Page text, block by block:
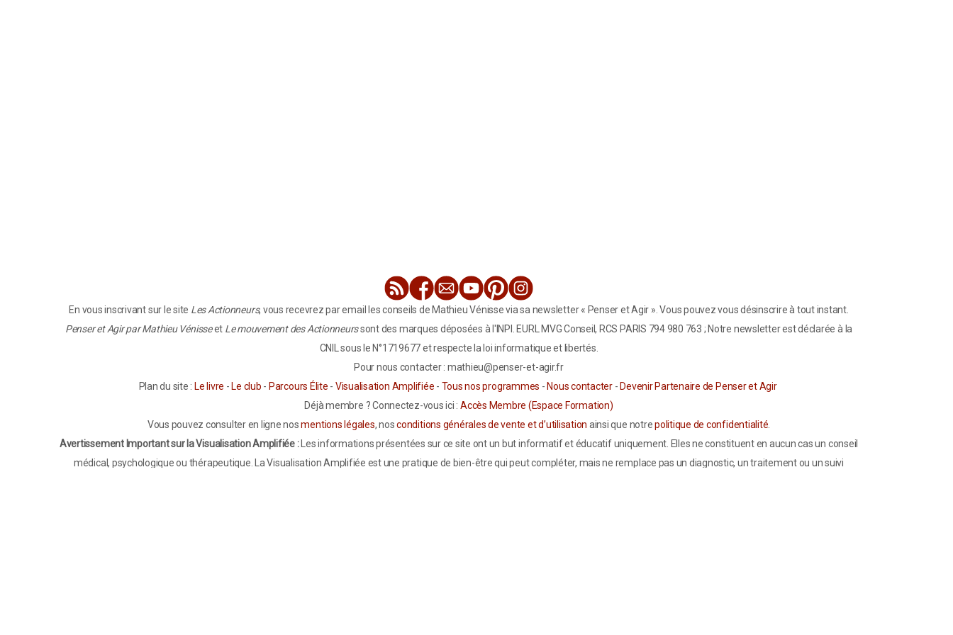
En vous inscrivant sur le site Les Actionneurs, vous recevrez par email les conseils de Mathieu Vénisse via sa newsletter « Penser et Agir ». Vous pouvez vous désinscrire à tout instant.
Penser et Agir par Mathieu Vénisseet Le mouvement des Actionneurssont des marques déposées à l'INPI. EURL MVG Conseil, RCS PARIS 794 980 763 ; Notre newsletter est déclarée à la
CNIL sous le N°1719677 et respecte la loi informatique et libertés.
Pour nous contacter : mathieu@penser-et-agir.fr
Plan du site : Le livre - Le club - Parcours Élite - Visualisation Amplifiée - Tous nos programmes - Nous contacter - Devenir Partenaire de Penser et Agir
Déjà membre ? Connectez-vous ici :Accès Membre (Espace Formation)
Vous pouvez consulter en ligne nosmentions légales, nosconditions générales de vente et d’utilisation ainsi que notrepolitique de confidentialité.
Avertissement Important sur la Visualisation Amplifiée :Les informations présentées sur ce site ont un but informatif et éducatif uniquement. Elles ne constituent en aucun cas un conseil
médical, psychologique ou thérapeutique. La Visualisation Amplifiée est une pratique de bien-être qui peut compléter, mais ne remplace pas un diagnostic, un traitement ou un suivi